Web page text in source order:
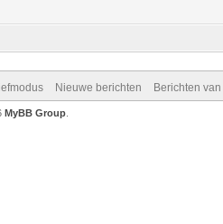
Nieuwe berichten Berichten
MyBB Group